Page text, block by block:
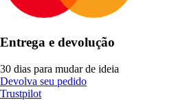
Entrega e devolução
30 dias para mudar de ideia
Devolva seu pedido
Trustpilot